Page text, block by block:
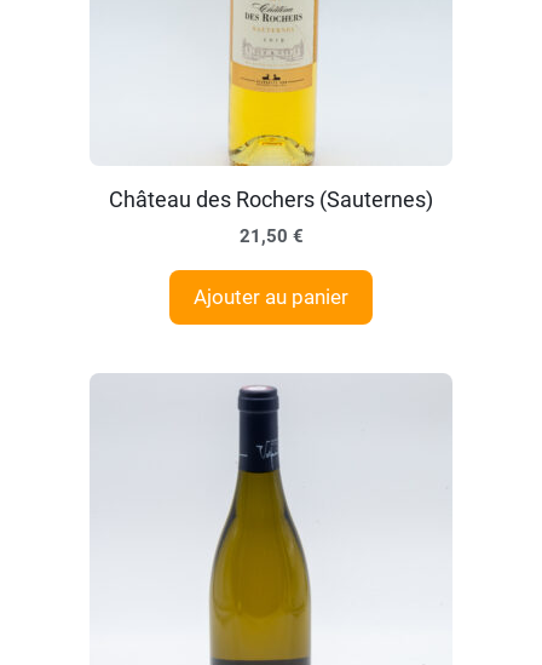
Château des Rochers (Sauternes)
21,50 €
Ajouter au panier